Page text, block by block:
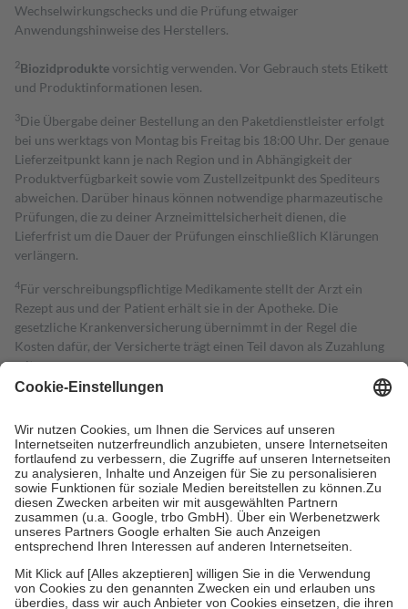
Wechselwirkungschecks und die Prüfung etwaiger
Anwendungshinweise des Herstellers.
2Biozidproduktevorsichtig verwenden. Vor Gebrauch stets Etikett
und Produktinformationen lesen.
3Die Übergabe deiner Bestellung an den Paketdienstleister erfolgt
bei uns werktags von Montag bis Freitag bis 18:00 Uhr. Der genaue
Lieferzeitpunkt kann je nach Region und in Abhängigkeit der
Produktverfügbarkeit sowie vom Zustellzeitpunkt des Spediteurs
abweichen. Darüber hinaus können notwendige pharmazeutische
Prüfungen, die zu deiner Arzneimittelsicherheit dienen, die
Lieferfrist um die Dauer der Prüfungen einschließlich Klärungen
verlängern.
4Für verschreibungspflichtige Medikamente stellt der Arzt ein
Rezept aus und der Patient erhält sie in der Apotheke. Die
gesetzliche Krankenversicherung übernimmt in der Regel die
Kosten dafür, der Versicherte trägt einen Teil davon als Zuzahlung
mit.
Grundsätzlich leisten Mitglieder Zuzahlungen in Höhe von zehn
höchstens zehn Euro.
Es sind jedoch nie mehr als die tatsächlichen
Kosten der Leistung zu entrichten.
Diese Regeln gelten grundsätzlich auch für Online-Apotheken.
Bei Heilmitteln und häuslicher Krankenpflege beträgt die
Zuzahlung zehn Prozent der Kosten sowie zehn Euro je
Verordnung.
Um das Engagement der Versicherten für ihre eigene Gesundheit zu
stärken und die besondere Stellung der Familie zu unterstützen,
fallenkeine Zuzahlungenan bei:
• Kindern und Jugendlichen bis zum vollendeten 18. Lebensjahr